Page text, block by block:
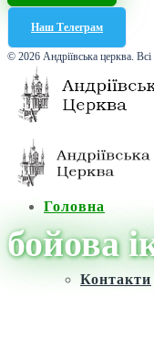
Наш Телеграм
© 2026 Андріївська церква. Всі
Головна
Контакти
бойова